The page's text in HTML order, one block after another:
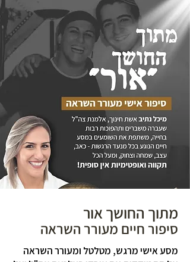
מתוך החושך אור
סיפור חיים מעורר השראה
מסע אישי מרגש, מטלטל ומעורר השראה